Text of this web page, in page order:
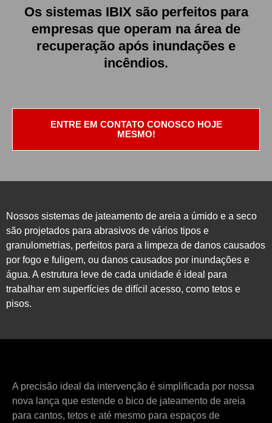
Os sistemas IBIX são perfeitos para
empresas que operam na área de
recuperação após inundações e
incêndios.
ENTRE EM CONTATO CONOSCO HOJE
MESMO!
Nossos sistemas de jateamento de areia a úmido e a seco
são projetados para abrasivos de vários tipos e
granulometrias, perfeitos para a limpeza de danos causados
por fogo e fuligem, ou danos causados por inundações e
água. A estrutura leve de cada unidade é ideal para
trabalhar em superfícies de difícil acesso, como tetos e
pisos.
A precisão ideal da intervenção é simplificada por nossa
nova lança que estende o bico de jateamento de areia
para cantos, tetos e até mesmo para espaços de